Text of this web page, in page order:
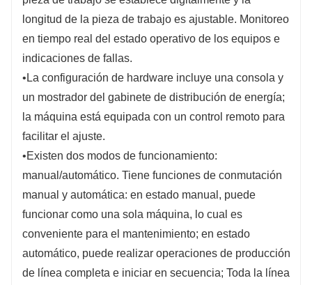
longitud de la pieza de trabajo es ajustable. Monitoreo
en tiempo real del estado operativo de los equipos e
indicaciones de fallas.
•La configuración de hardware incluye una consola y
un mostrador del gabinete de distribución de energía;
la máquina está equipada con un control remoto para
facilitar el ajuste.
•Existen dos modos de funcionamiento:
manual/automático. Tiene funciones de conmutación
manual y automática: en estado manual, puede
funcionar como una sola máquina, lo cual es
conveniente para el mantenimiento; en estado
automático, puede realizar operaciones de producción
de línea completa e iniciar en secuencia; Toda la línea